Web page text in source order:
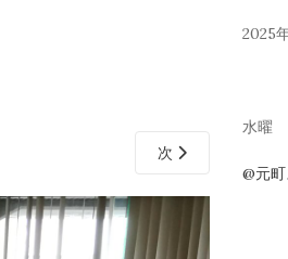
次
2025
水曜
@元